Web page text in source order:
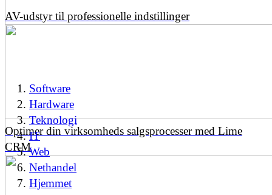
AV-udstyr til professionelle indstillinger
Optimer din virksomheds salgsprocesser med Lime
CRM
Software
Hardware
Teknologi
IT
Web
Nethandel
Hjemmet